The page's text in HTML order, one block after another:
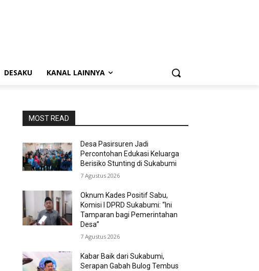
DESAKU KANAL LAINNYA
MOST READ
Desa Pasirsuren Jadi
Percontohan Edukasi Keluarga
Berisiko Stunting di Sukabumi
7 Agustus 2026
Oknum Kades Positif Sabu,
Komisi I DPRD Sukabumi: “Ini
Tamparan bagi Pemerintahan
Desa”
7 Agustus 2026
Kabar Baik dari Sukabumi,
Serapan Gabah Bulog Tembus